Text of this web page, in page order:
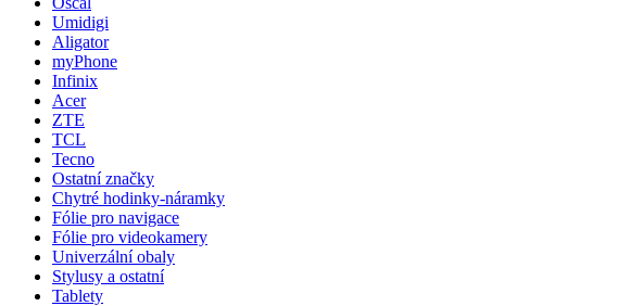
Umidigi
Aligator
myPhone
Infinix
Acer
ZTE
TCL
Tecno
Ostatní značky
Chytré hodinky-náramky
Fólie pro navigace
Fólie pro videokamery
Univerzální obaly
Stylusy a ostatní
Tablety